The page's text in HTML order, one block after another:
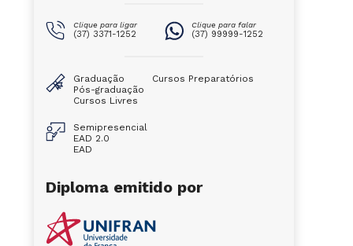
Clique para ligar
(37) 3371-1252
Clique para falar
(37) 99999-1252
Graduação
Pós-graduação
Cursos Livres
Cursos Preparatórios
Semipresencial
EAD 2.0
EAD
Diploma emitido por